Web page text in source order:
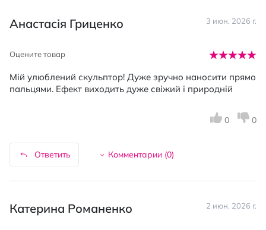
Анастасія Гриценко 3 июн. 2026 г.
Оцените товар
Мій улюблений скульптор! Дуже зручно наносити прямо
пальцями. Ефект виходить дуже свіжий і природній
Ответить Комментарии (0)
0 0
Катерина Романенко 2 июн. 2026 г.